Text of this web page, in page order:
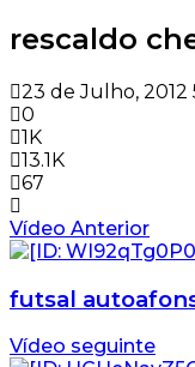
rescaldo
23 de Julho, 2012
0
1K
13.1K
67
Vídeo Anterior
futsal
Vídeo seguinte